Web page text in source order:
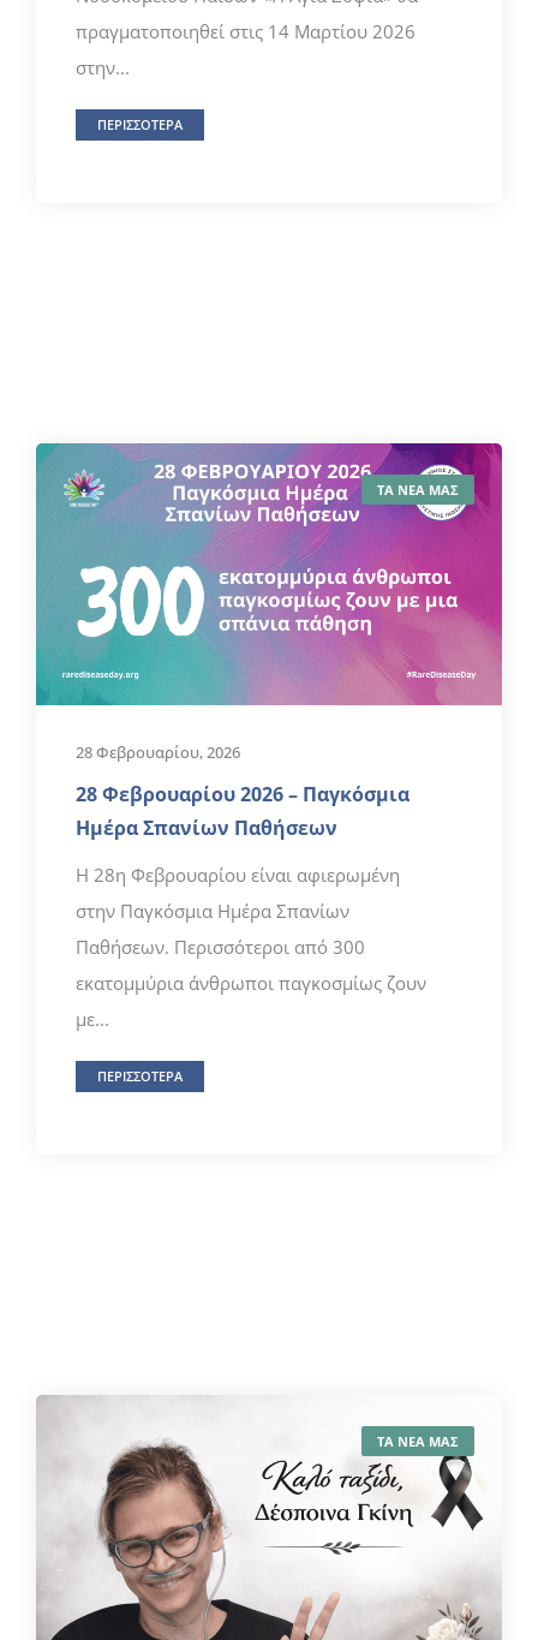
πραγματοποιηθεί στις 14 Μαρτίου 2026
στην...
ΠΕΡΙΣΣΟΤΕΡΑ
ΤΑ ΝΕΑ ΜΑΣ
28 Φεβρουαρίου, 2026
28 Φεβρουαρίου 2026 – Παγκόσμια
Ημέρα Σπανίων Παθήσεων
Η 28η Φεβρουαρίου είναι αφιερωμένη
στην Παγκόσμια Ημέρα Σπανίων
Παθήσεων. Περισσότεροι από 300
εκατομμύρια άνθρωποι παγκοσμίως ζουν
με...
ΠΕΡΙΣΣΟΤΕΡΑ
ΤΑ ΝΕΑ ΜΑΣ